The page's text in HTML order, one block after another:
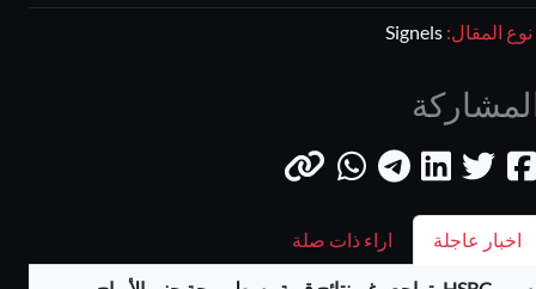
نوع المقال: Signels
اخبار عاجلة اراء ذات صلة